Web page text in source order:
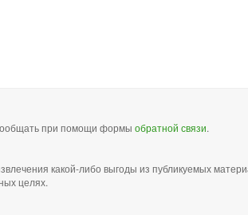
при помощи формы обратной связи.
какой-либо выгоды из публикуемых
целях.